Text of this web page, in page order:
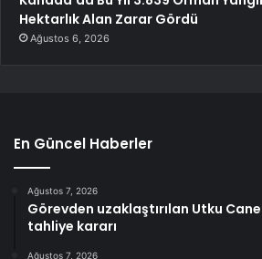
Hektarlık Alan Zarar Gördü
Ağustos 6, 2026
En Güncel Haberler
Ağustos 7, 2026
Görevden uzaklaştırılan Utku
tahliye kararı
Ağustos 7, 2026